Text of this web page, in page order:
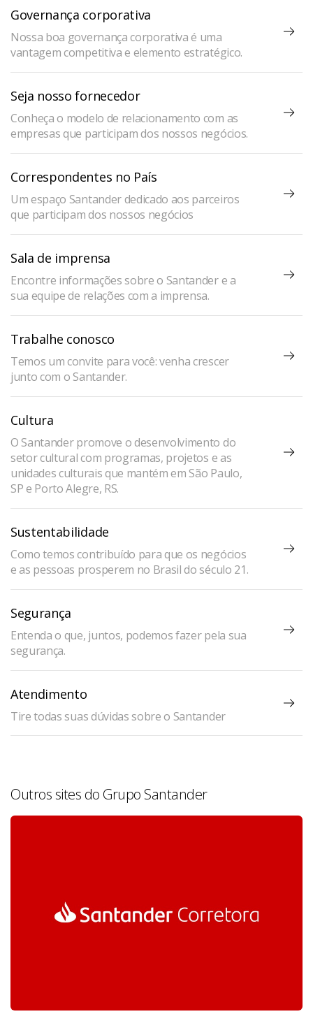
Governança corporativa
Nossa boa governança corporativa é uma
vantagem competitiva e elemento estratégico.
Seja nosso fornecedor
Conheça o modelo de relacionamento com as
empresas que participam dos nossos negócios.
Correspondentes no País
Um espaço Santander dedicado aos parceiros
que participam dos nossos negócios
Sala de imprensa
Encontre informações sobre o Santander e a
sua equipe de relações com a imprensa.
Trabalhe conosco
Temos um convite para você: venha crescer
junto com o Santander.
Cultura
O Santander promove o desenvolvimento do
setor cultural com programas, projetos e as
unidades culturais que mantém em São Paulo,
SP e Porto Alegre, RS.
Sustentabilidade
Como temos contribuído para que os negócios
e as pessoas prosperem no Brasil do século 21.
Segurança
Entenda o que, juntos, podemos fazer pela sua
segurança.
Atendimento
Tire todas suas dúvidas sobre o Santander
Outros sites do Grupo Santander